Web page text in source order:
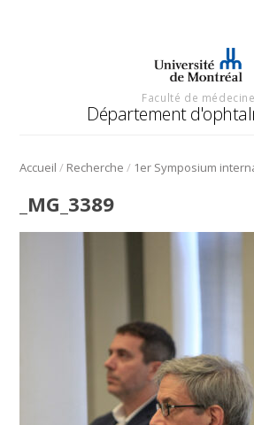
Faculté de médecine
Département
Accueil / Recherche /
_MG_3389